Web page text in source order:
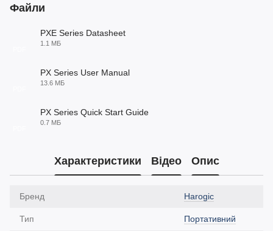
Файли
PXE Series Datasheet
1.1 МБ
PX Series User Manual
13.6 МБ
PX Series Quick Start Guide
0.7 МБ
Характеристики Відео Опис
Бренд Harogic
Тип Портативний